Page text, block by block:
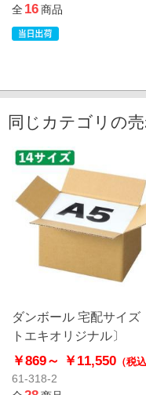
全16商品
同じカテゴリの
ダンボール 宅配サイズ
トエキオリジナル〕
￥869～ ￥11,550 （税込
61-318-2